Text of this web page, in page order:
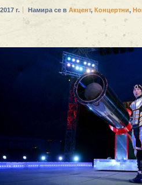
г. Намира се в Акцент, Концертни,